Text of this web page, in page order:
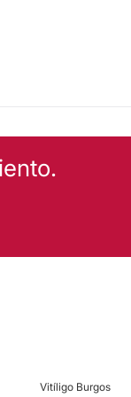
Vitíligo Burgos